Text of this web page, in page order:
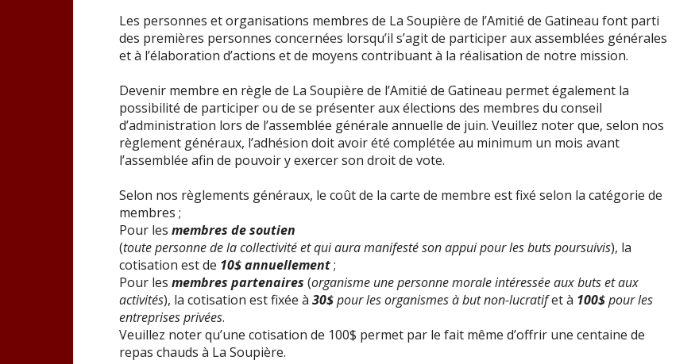
Les personnes et organisations membres de La Soupière de l’Amitié de Gatineau font parti
des premières personnes concernées lorsqu’il s’agit de participer aux assemblées générales
et à l’élaboration d’actions et de moyens contribuant à la réalisation de notre mission.
Devenir membre en règle de La Soupière de l’Amitié de Gatineau permet également la
possibilité de participer ou de se présenter aux élections des membres du conseil
d’administration lors de l’assemblée générale annuelle de juin. Veuillez noter que, selon nos
règlement généraux, l’adhésion doit avoir été complétée au minimum un mois avant
l’assemblée afin de pouvoir y exercer son droit de vote.
Selon nos règlements généraux, le coût de la carte de membre est fixé selon la catégorie de
membres ;
Pour les membres de soutien
(toute personne de la collectivité et qui aura manifesté son appui pour les buts poursuivis), la
cotisation est de 10$ annuellement;
Pour les membres partenaires (organisme une personne morale intéressée aux buts et aux
activités), la cotisation est fixée à 30$pour les organismes à but non-lucratifet à 100$pour les
entreprises privées.
Veuillez noter qu’une cotisation de 100$ permet par le fait même d’offrir une centaine de
repas chauds à La Soupière.